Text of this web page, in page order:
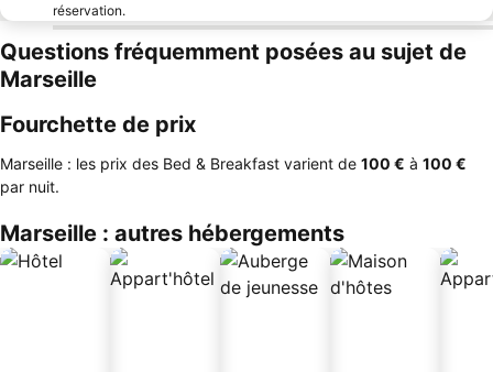
réservation.
Questions fréquemment posées au sujet de
Marseille
Fourchette de prix
Marseille : les prix des Bed & Breakfast varient de ‎100 € à ‎100 €
par nuit.
Marseille : autres hébergements